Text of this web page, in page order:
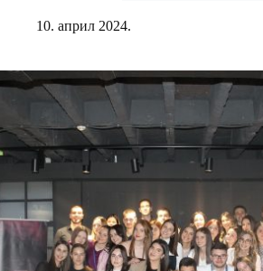
10. април 2024.